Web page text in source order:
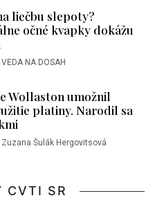
liečbu slepoty?
očné kvapky dokážu
VEDA NA DOSAH
Wollaston umožnil
platiny. Narodil sa
Zuzana Šulák Hergovitsová
CVTI SR